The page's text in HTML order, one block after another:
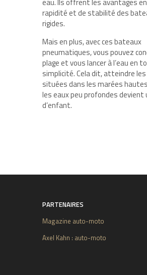
eau. Ils offrent les avantages
rapidité et de stabilité des
rigides.
Mais en plus, avec ces bateaux
pneumatiques, vous pouvez
plage et vous lancer à l’eau en
simplicité. Cela dit, atteindre
situées dans les marées
les eaux peu profondes devient
d’enfant.
PARTENAIRES
Magazine auto-moto
Axel Kahn : auto-moto